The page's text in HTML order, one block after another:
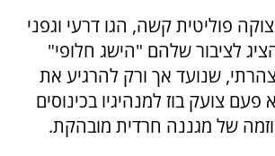
פוליטית קשה, הגו דרעי וגפני
לציבור שלהם "הישג חלופי"
שנועד אך ורק להרגיע את
צועק בוז למנהיגיו בכינוסים
של מגננה חרדית מובהקת.